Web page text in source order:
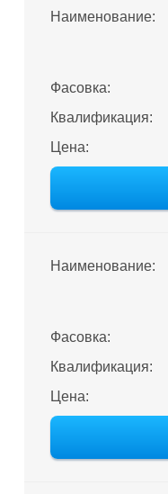
Наименование:
Фасовка:
Квалификация:
Цена:
Наименование:
Фасовка:
Квалификация:
Цена: